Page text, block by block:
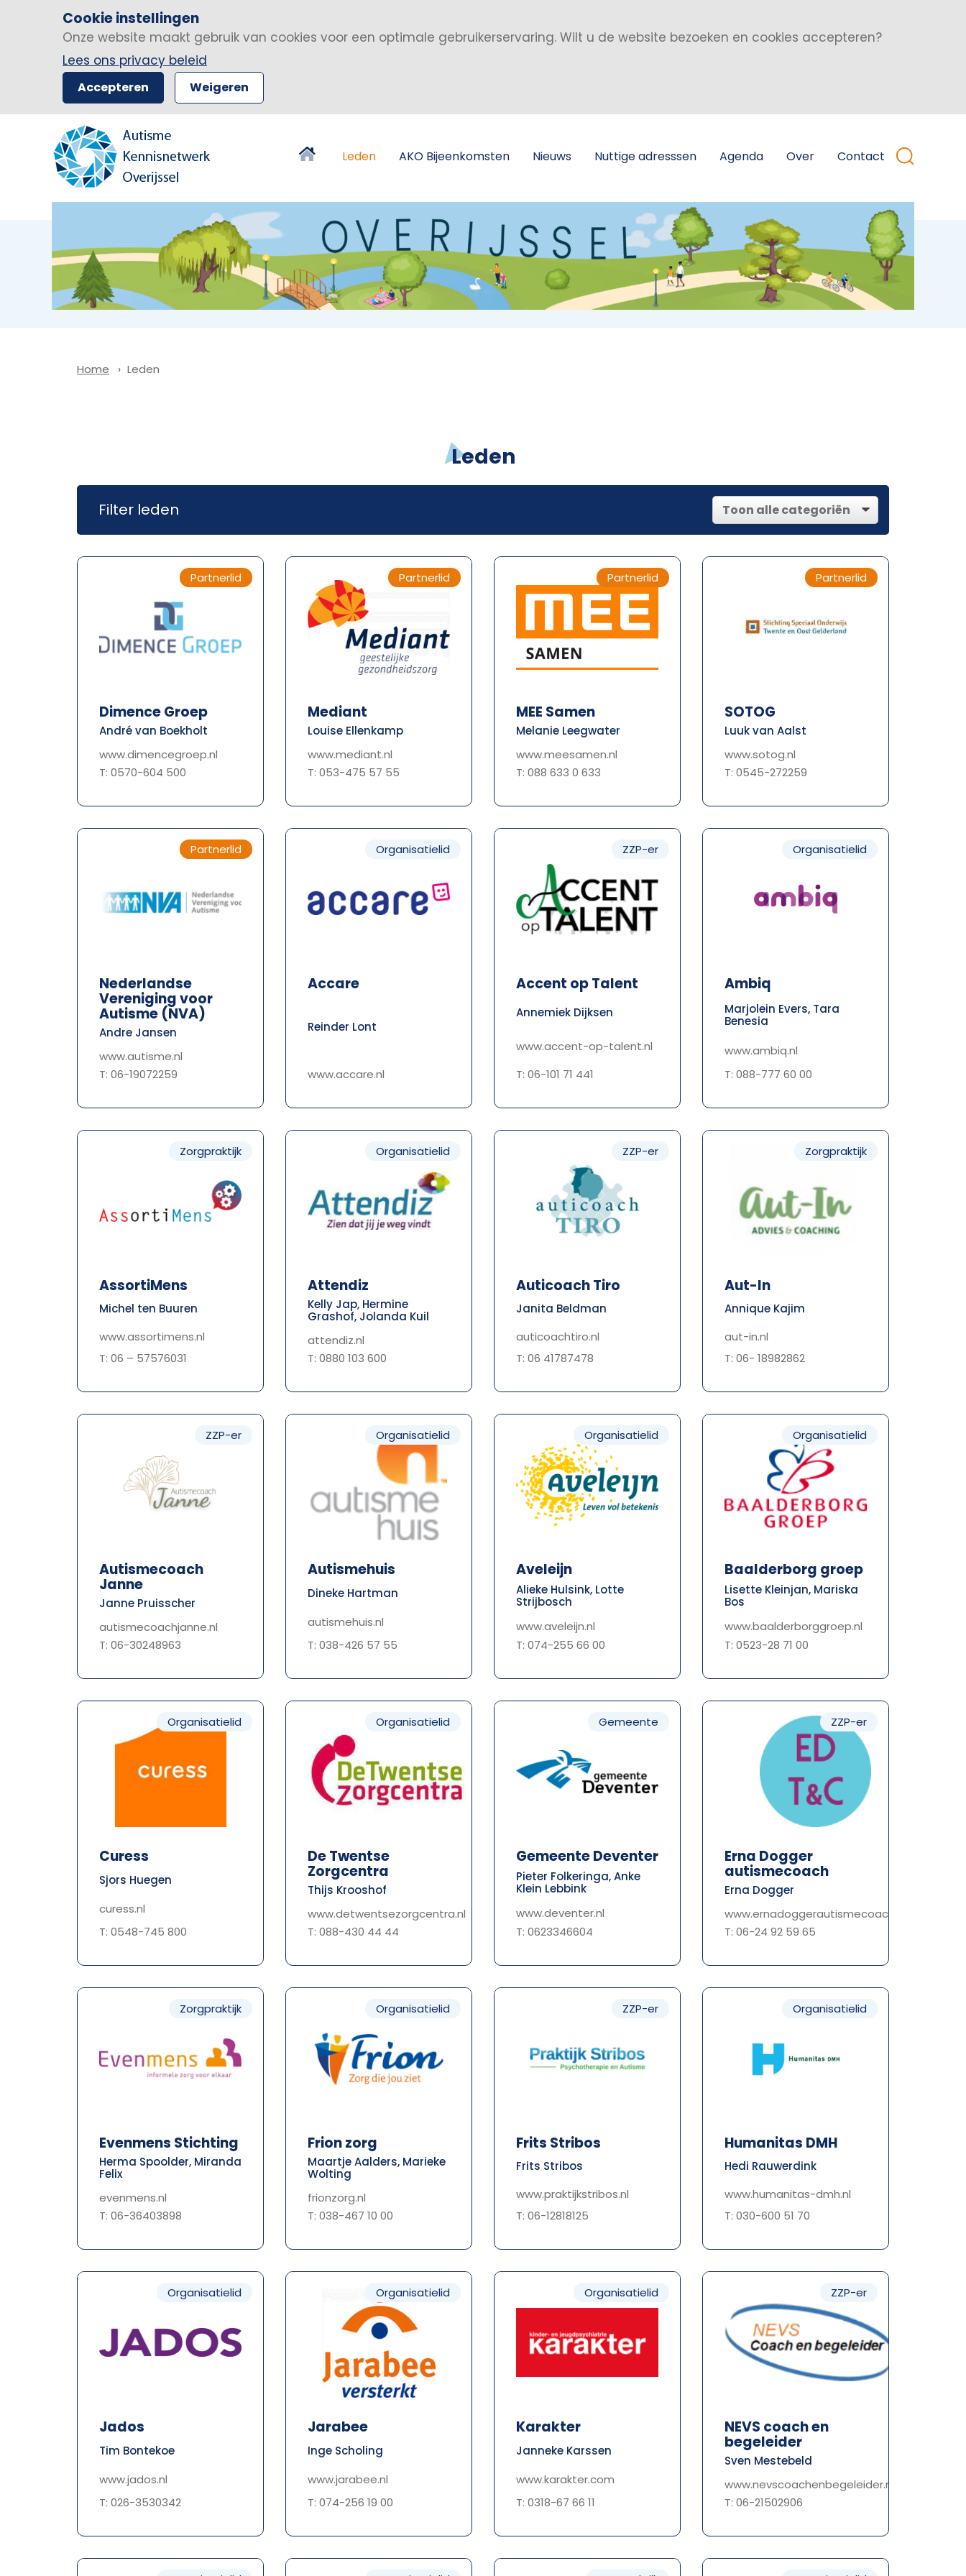
Cookie instellingen
Onze website maakt gebruik van cookies voor een optimale gebruikerservaring. Wilt u de website bezoeken en cookies accepteren?
Lees ons privacy beleid
Accepteren Weigeren
Leden AKO Bijeenkomsten Nieuws Nuttige adresssen Agenda Over Contact
Home Leden
Leden
Filter leden
Partnerlid
Dimence Groep
André van Boekholt
www.dimencegroep.nl
T: 0570-604 500
Partnerlid
Mediant
Louise Ellenkamp
www.mediant.nl
T: 053-475 57 55
Partnerlid
MEE Samen
Melanie Leegwater
www.meesamen.nl
T: 088 633 0 633
Partnerlid
SOTOG
Luuk van Aalst
www.sotog.nl
T: 0545-272259
Partnerlid
Nederlandse
Vereniging voor
Autisme (NVA)
Andre Jansen
www.autisme.nl
T: 06-19072259
Organisatielid
Accare
Reinder Lont
www.accare.nl
ZZP-er
Accent op Talent
Annemiek Dijksen
www.accent-op-talent.nl
T: 06-101 71 441
Organisatielid
Ambiq
Marjolein Evers, Tara
Benesia
www.ambiq.nl
T: 088-777 60 00
Zorgpraktijk
AssortiMens
Michel ten Buuren
www.assortimens.nl
T: 06 – 57576031
Organisatielid
Attendiz
Kelly Jap, Hermine
Grashof, Jolanda Kuil
attendiz.nl
T: 0880 103 600
ZZP-er
Auticoach Tiro
Janita Beldman
auticoachtiro.nl
T: 06 41787478
Zorgpraktijk
Aut-In
Annique Kajim
aut-in.nl
T: 06- 18982862
ZZP-er
Autismecoach
Janne
Janne Pruisscher
autismecoachjanne.nl
T: 06-30248963
Organisatielid
Autismehuis
Dineke Hartman
autismehuis.nl
T: 038-426 57 55
Organisatielid
Aveleijn
Alieke Hulsink, Lotte
Strijbosch
www.aveleijn.nl
T: 074-255 66 00
Organisatielid
Baalderborg groep
Lisette Kleinjan, Mariska
Bos
www.baalderborggroep.nl
T: 0523-28 71 00
Organisatielid
Curess
Sjors Huegen
curess.nl
T: 0548-745 800
Organisatielid
De Twentse
Zorgcentra
Thijs Krooshof
www.detwentsezorgcentra.nl
T: 088-430 44 44
Gemeente
Gemeente Deventer
Pieter Folkeringa, Anke
Klein Lebbink
www.deventer.nl
T: 0623346604
ZZP-er
Erna Dogger
autismecoach
Erna Dogger
www.ernadoggerautismecoach.nl
T: 06-24 92 59 65
Zorgpraktijk
Evenmens Stichting
Herma Spoolder, Miranda
Felix
evenmens.nl
T: 06-36403898
Organisatielid
Frion zorg
Maartje Aalders, Marieke
Wolting
frionzorg.nl
T: 038-467 10 00
ZZP-er
Frits Stribos
Frits Stribos
www.praktijkstribos.nl
T: 06-12818125
Organisatielid
Humanitas DMH
Hedi Rauwerdink
www.humanitas-dmh.nl
T: 030-600 51 70
Organisatielid
Jados
Tim Bontekoe
www.jados.nl
T: 026-3530342
Organisatielid
Jarabee
Inge Scholing
www.jarabee.nl
T: 074-256 19 00
Organisatielid
Karakter
Janneke Karssen
www.karakter.com
T: 0318-67 66 11
ZZP-er
NEVS coach en
begeleider
Sven Mestebeld
www.nevscoachenbegeleider.nl
T: 06-21502906